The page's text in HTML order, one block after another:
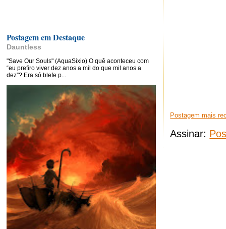
Postagem mais
Assinar:
Postagem em Destaque
Dauntless
"Save Our Souls" (AquaSixio) O quê aconteceu com
“eu prefiro viver dez anos a mil do que mil anos a
dez”? Era só blefe p...